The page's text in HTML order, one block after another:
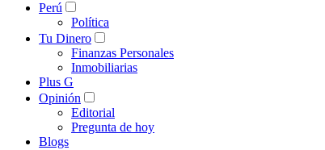
Perú
Política
Tu Dinero
Finanzas Personales
Inmobiliarias
Plus G
Opinión
Editorial
Pregunta de hoy
Blogs